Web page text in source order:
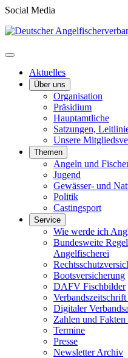
Social Media
Aktuelles
Über uns
Organisation
Präsidium
Hauptamtliche
Satzungen,
Unsere
Themen
Angeln und
Jugend
Gewässer- und
Politik
Castingsport
Service
Wie werde ich
Bundesweite
Angelfischerei
Bootsversicherung
DAFV Fischbilder
Digitaler
Zahlen und
Termine
Presse
Newsletter Archiv